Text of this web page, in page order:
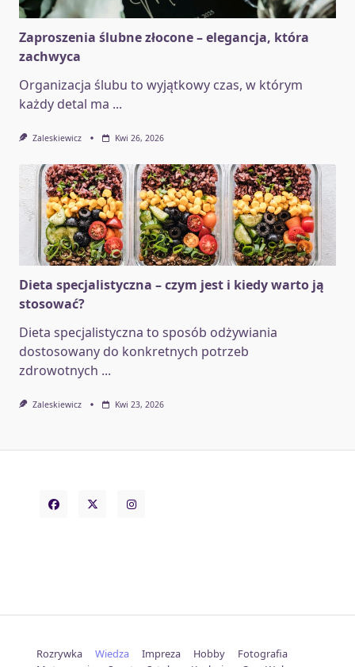
Zaproszenia ślubne złocone – elegancja, która
zachwyca
Organizacja ślubu to wyjątkowy czas, w którym
każdy detal ma ...
Zaleskiewicz Kwi 26, 2026
Dieta specjalistyczna – czym jest i kiedy warto ją
stosować?
Dieta specjalistyczna to sposób odżywiania
dostosowany do konkretnych potrzeb
zdrowotnych ...
Zaleskiewicz Kwi 23, 2026
Rozrywka Wiedza Impreza Hobby
Fotografia